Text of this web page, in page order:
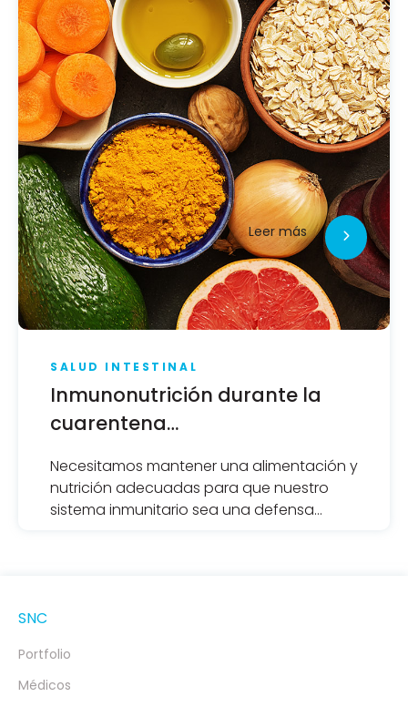
SALUD INTESTINAL
Inmunonutrición durante la
cuarentena
Necesitamos mantener una alimentación y
nutrición adecuadas para que nuestro
sistema inmunitario sea una defensa
Leer más
SNC
Portfolio
Médicos